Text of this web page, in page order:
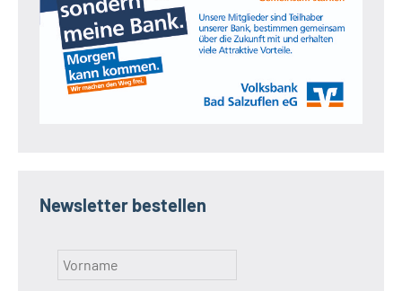
Newsletter bestellen